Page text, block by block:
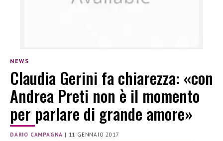
NEWS
Claudia Gerini fa chiarezza: «con
Andrea Preti non è il momento
per parlare di grande amore»
DARIO CAMPAGNA | 11 GENNAIO 2017